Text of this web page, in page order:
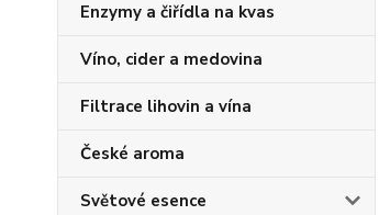
Enzymy a čiřídla na kvas
Víno, cider a medovina
Filtrace lihovin a vína
České aroma
Světové esence